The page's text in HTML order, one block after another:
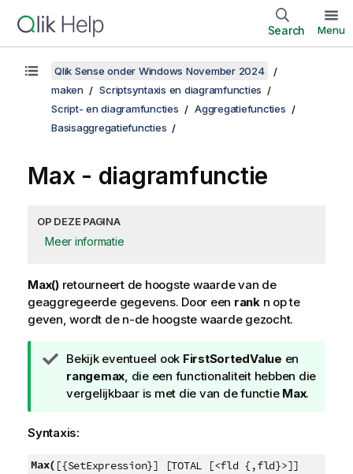
Search Menu
Qlik Sense onder Windows November 2024
maken
Scriptsyntaxis en diagramfuncties
Script- en diagramfuncties
Aggregatiefuncties
Basisaggregatiefuncties
Max - diagramfunctie
OP DEZE PAGINA
Meer informatie
Max()retourneert de hoogste waarde van de
geaggregeerde gegevens. Door een rank n op te
geven, wordt de n-de hoogste waarde gezocht.
T
i
p
Bekijk eventueel ook FirstSortedValue en
rangemax, die een functionaliteit hebben die
vergelijkbaar is met die van de functie Max.
Syntaxis:
Max( [{SetExpression}] [TOTAL [<fld {,fld}>]]